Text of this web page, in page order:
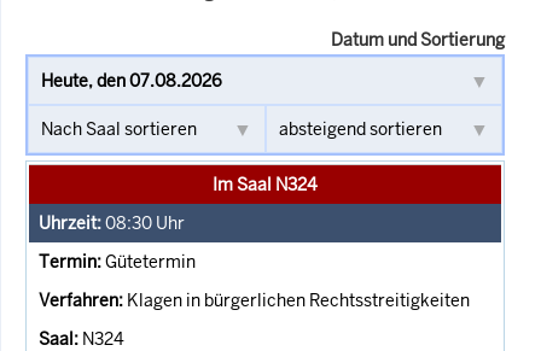
Datum und Sortierung
Im Saal N324
08:30 Uhr
Gütetermin
Klagen in bürgerlichen Rechtsstreitigkeiten
N324